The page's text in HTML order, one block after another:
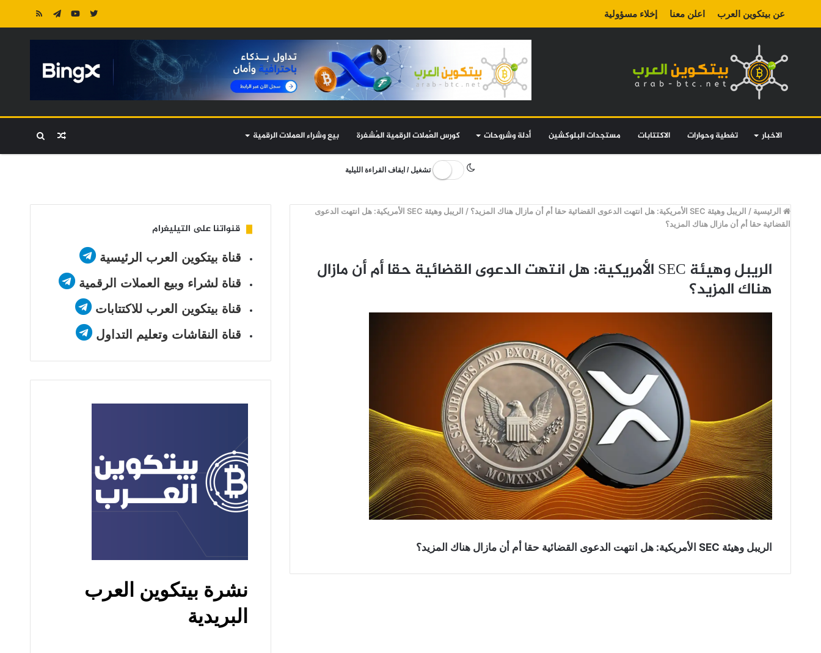
عن بيتكوين العرب اعلن معنا إخلاء مسؤولية
الاخبار تغطية وحوارات الاكتتابات مستجدات البلوكشين أدلة وشروحات كورس العُملات الرقمية المُشفرة بيع وشراء العملات الرقمية بحث مقال
تشغيل / ايقاف القراءة الليلية
الرئيسية / الريبل وهيئة SEC الأمريكية: هل انتهت الدعوى القضائية حقا أم أن مازال هناك المزيد؟ /
الريبل وهيئة SEC الأمريكية: هل انتهت الدعوى
القضائية حقا أم أن مازال هناك المزيد؟
الريبل وهيئة SEC الأمريكية: هل انتهت الدعوى القضائية حقا أم أن مازال
هناك المزيد؟
الريبل وهيئة SEC الأمريكية: هل انتهت الدعوى القضائية حقا أم أن مازال هناك المزيد؟
قنواتنا على التيليغرام
قناة بيتكوين العرب الرئيسية
قناة لشراء وبيع العملات الرقمية
قناة بيتكوين العرب للاكتتابات
قناة النقاشات وتعليم التداول